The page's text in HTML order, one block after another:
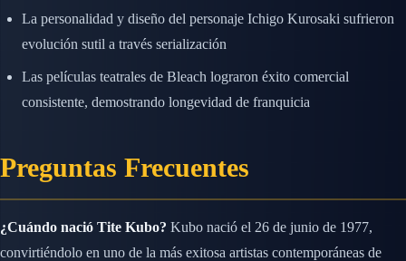
La personalidad y diseño del personaje Ichigo Kurosaki sufrieron
evolución sutil a través serialización
Las películas teatrales de Bleach lograron éxito comercial
consistente, demostrando longevidad de franquicia
Preguntas Frecuentes
¿Cuándo nació Tite Kubo? Kubo nació el 26 de junio de 1977,
convirtiéndolo en uno de la más exitosa artistas contemporáneas de